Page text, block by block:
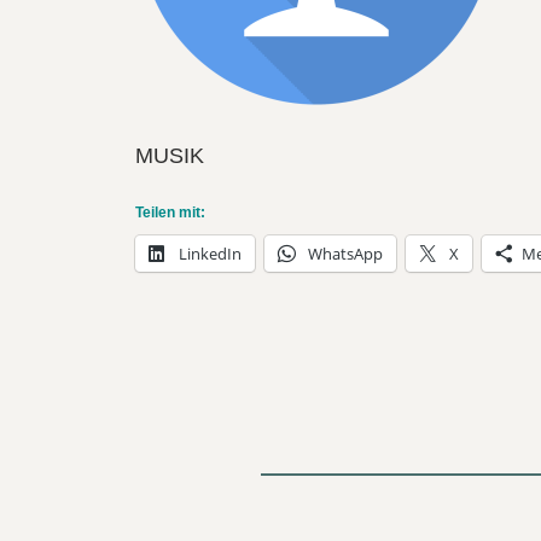
MUSIK
Teilen mit:
LinkedIn WhatsApp X